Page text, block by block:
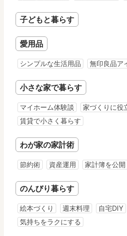
子どもと暮らす
愛用品
シンプルな生活用品 無印良品ア
小さな家で暮らす
マイホーム体験談
家づくりに役
賃貸で小さく暮らす
わが家の家計術
節約術 資産運用 家計簿を公開
のんびり暮らす
絵本づくり 週末料理 自宅DIY
気持ちをラクにする